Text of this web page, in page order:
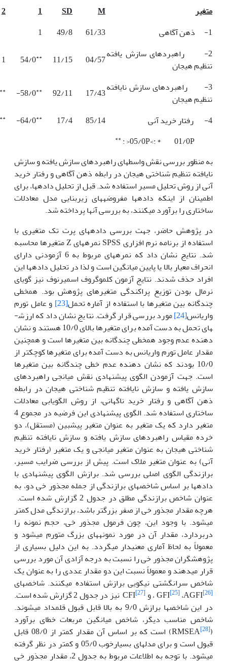
متغیر
M
SD
1
2
1- ذهن آگاهی
61/33
49/8
1
2- راهبردهای سازش یافته
تنظیم هیجان
04/57
11/15
**
54/0
1
3- راهبردهای سازش نایافته
تنظیم هیجان
17/43
92/11
**
58/0-
**
4- رفتار خرید آنی 85/14
17/4
**
64/0-
**
**
به منظور بررسی نقش واسطه­ای راهبردهای سازش یافته و سازش
نایافته تنظیم شناختی هیجان در رابطه ذهن آگاهی و رفتار خرید
آنی از روش تحلیل مسیر استفاده شد. قبل از تحلیل داده­­ها، برای
اطمینان از اینکه داده­ها مفروضه­های زیربنایی مدل معادلات
ساختاری را برآورد می­کنند، به بررسی آنها پرداخته شد.
در پژوهش حاضر، جهت بررسی داده­های پرت تک متغیری با
استفاده از برنامه نرم افزاری SPSS نمره­های Z متغیرها محاسبه
شد. نتایج نشان داد که نمره­های مربوط به 6 آزمودنی دارای
انحراف معیار بالا یا پایین میانگین است و لذا در تحلیل داده­ها این
افراد حذف شدند. نتایج آزمون کلموگروف اسمیرنوف نیز گویای
نرمال بودن توزیع پراکندگی متغیرهای پژوهش بود. هم­خطی
چندگانه بین متغیرها با استفاده از آماره تحمل[23]
و عامل تورم
واریانس[24] مورد بررسی قرار گرفت. نتایج نشان داد که ارزش­
های تحمل به دست آمده برای متغیرها بالای 10/0 هستند و نشان
دهنده عدم وجود هم­خطی چندگانه بین متغیرها است و هم­چنین
مقدار عامل تورم واریانس به دست آمده برای متغیرها کوچک­تر از
10/0 بودند که نشان دهنده عدم خطی چندگانه بین متغیرها
است. جهت آزمودن الگوی پیشنهادی نقش میانجی راهبردهای
سازش یافته و سازش نایافته تنظیم شناختی هیجان در رابطه
ذهن آگاهی و رفتار خرید ناگهانی، از روش الگویابی معادلات
ساختاری استفاده شد. الگوی پیشنهادی این فرضیه در مجموع 4
متغیر دارد که یک متغیر به عنوان متغیر پیش­بین (مستقل)، دو
خرده مقیاس راهبردهای سازش یافته و سازش نایافته تنظیم
شناختی هیجان به عنوان متغیر میانجی و یک متغیر (رفتار خرید
آنی) به عنوان متغیر ملاک است. پیش از بررسی ضرایب مسیر،
برازندگی الگوی اصلی بررسی شد. برازش الگوی پیشنهادی با
داده­ها بر اساس شاخص­های برازندگی از جمله مجذور خی دو، به
عنوان شاخص برازندگی مطلق در جدول 2 گزارش شده است.
هرچه مقدار مجذور خی از صفر بزرگتر باشد، برازندگی مدل کمتر
می­شود. با وجود این، چون فرمول مجذور خی، حجم نمونه را
دربردارد، مقدار آن در مورد نمونه­های بزرگ متورم می­شود و
معمولاً به لحاظ آماری معنی­دار می­گردد. به این دلیل بسیاری از
پژوهشگران مجذور خی را نسبت به درجه آزادی آن مورد بررسی
قرار می­دهند و معمولاً نسبت این دو مقدار عددی را به عنوان یک
شاخص سرانگشتی نیکویی برازش استفاده می­کنند. شاخص­های
GFI[25]،AGFI[26] ، و [27]
CFI نیز در جدول 2 گزارش شده است.
در این شاخص­ها برازش 9/0 به بالا قابل قبول قلمداد می­شوند.
شاخص مناسب دیگر، شاخص میانگین مربعات خطای برآورد
(RMSEA
[28]
) است که بر اساس آن مقدار کمتر از 08/0 قابل
قبول است و برای مدل­های بسیارخوب 05/0 و کمتر در نظر گرفته
می­شود.
با توجه به اطلاعات مربوط به جدول 2، مقدار مجذور خی